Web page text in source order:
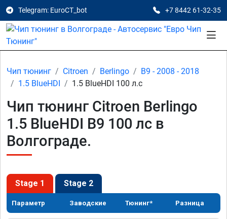
Telegram: EuroCT_bot +7 8442 61-32-35
Чип тюнинг Citroen Berlingo
B9 - 2008 - 2018
1.5 BlueHDI
1.5 BlueHDI 100 л.с
Чип тюнинг Citroen Berlingo
1.5 BlueHDI B9 100 лс в
Волгограде.
Stage 1 Stage 2
Параметр Заводские Тюнинг* Разница